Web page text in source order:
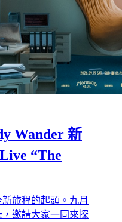
Wander 新
“The
旅程的起頭。九月
邀請大家一同來探